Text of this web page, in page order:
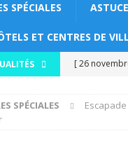
SPÉCIALES
ET CENTRES DE
[ 26
5 ÉTOILES
SPÉCIALES